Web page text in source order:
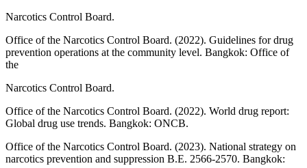
Narcotics Control Board.
Office of the Narcotics Control Board. (2022). Guidelines for drug
prevention operations at the community level. Bangkok: Office of
the
Narcotics Control Board.
Office of the Narcotics Control Board. (2022). World drug report:
Global drug use trends. Bangkok: ONCB.
Office of the Narcotics Control Board. (2023). National strategy on
narcotics prevention and suppression B.E. 2566-2570. Bangkok: